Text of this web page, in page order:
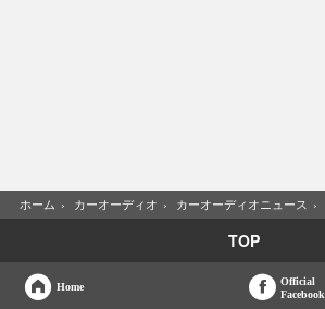
ホーム › カーオーディオ › カーオーディオニュース ›
TOP
Home
Official
Facebook